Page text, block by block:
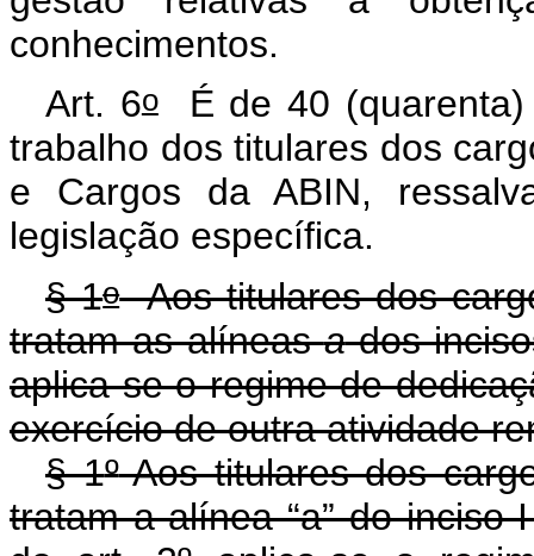
conhecimentos.
Art. 6oÉ de 40 (quarenta)
trabalho dos titulares dos
e Cargos da ABIN,
legislação específica.
§ 1oAos titulares dos
tratam as alíneasados
aplica-se o regime de
exercício de outra atividade
§ 1ºAos titulares dos
tratam a alínea “a” do